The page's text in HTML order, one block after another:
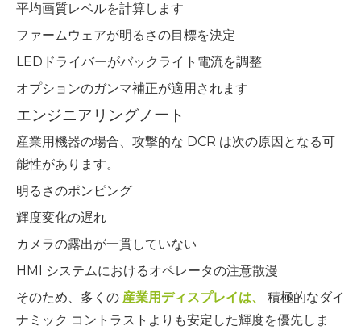
平均画質レベルを計算します
ファームウェアが明るさの目標を決定
LEDドライバーがバックライト電流を調整
オプションのガンマ補正が適用されます
エンジニアリングノート
産業用機器の場合、攻撃的な DCR は次の原因となる可
能性があります。
明るさのポンピング
輝度変化の遅れ
カメラの露出が一貫していない
HMI システムにおけるオペレータの注意散漫
そのため、多くの 産業用ディスプレイは、
積極的なダイ
ナミック コントラストよりも安定した輝度を優先しま